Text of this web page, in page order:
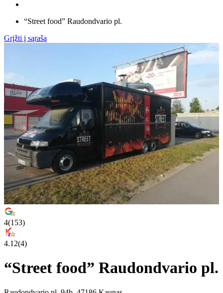
“Street food” Raudondvario pl.
Grįžti į sąrašą
4(153)
4.12(4)
“Street food” Raudondvario pl.